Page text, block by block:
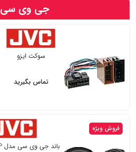
جی وی سی
سوکت ایزو
تماس بگیرید
باند جی وی سی مدل CS-DR695HP
فروش ویژه